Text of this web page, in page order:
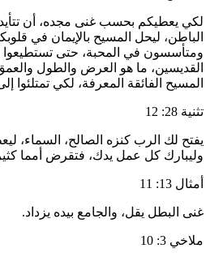
لكي يعطيكم بحسب غنى مجده، أن
الباطن، ليحل المسيح بالإيمان في
ومتأسسون في المحبة، حتى تستطيعوا
القديسين، ما هو العرض والطول
المسيح الفائقة المعرفة، لكي تمتلئوا
تثنية 28: 12
يفتح لك الرب كنزه الصالح، السماء،
وليبارك كل عمل يدك، فتقرض أمما
أمثال 13: 11
غنى البطل يقل، والجامع بيده يزداد.
ملاخي 3: 10